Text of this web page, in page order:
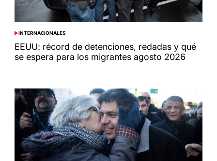
POSTED
IN
INTERNACIONALES
EEUU: récord de detenciones, redadas y qué
se espera para los migrantes agosto 2026